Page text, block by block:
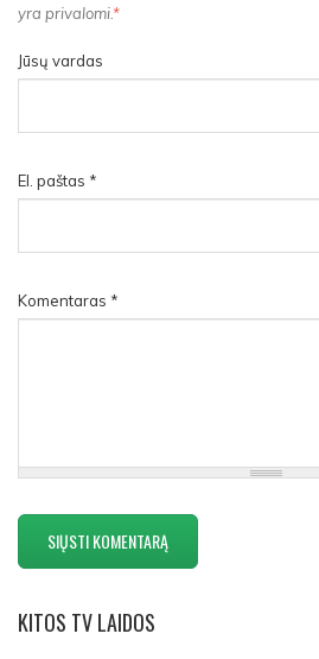
yra privalomi.*
Jūsų vardas
El. paštas *
Komentaras *
KITOS TV LAIDOS